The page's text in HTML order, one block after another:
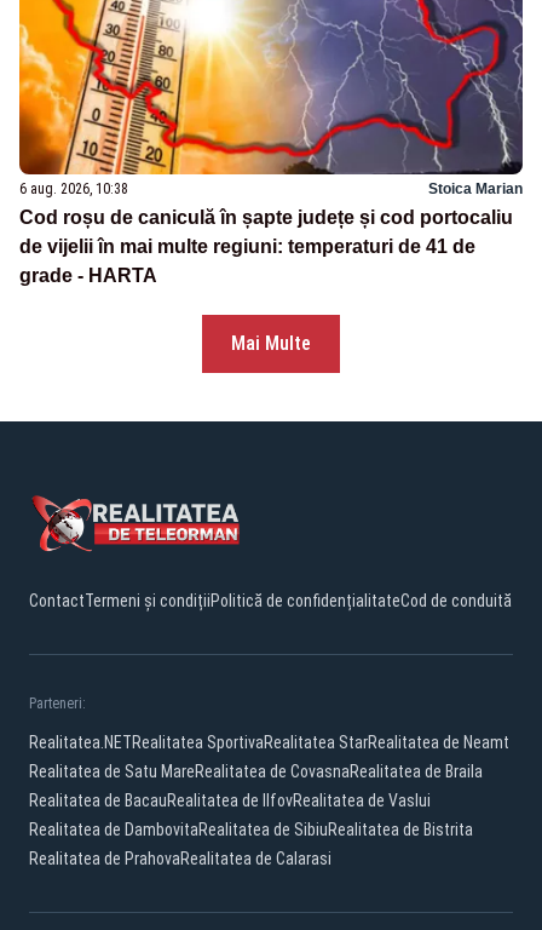
6 aug. 2026, 10:38 Stoica Marian
Cod roșu de caniculă în șapte județe și cod portocaliu
de vijelii în mai multe regiuni: temperaturi de 41 de
grade - HARTA
Mai Multe
ContactTermeni și condițiiPolitică de confidențialitateCod de conduită
Parteneri:
Realitatea.NETRealitatea SportivaRealitatea StarRealitatea de Neamt
Realitatea de Satu MareRealitatea de CovasnaRealitatea de Braila
Realitatea de BacauRealitatea de IlfovRealitatea de Vaslui
Realitatea de DambovitaRealitatea de SibiuRealitatea de Bistrita
Realitatea de PrahovaRealitatea de Calarasi